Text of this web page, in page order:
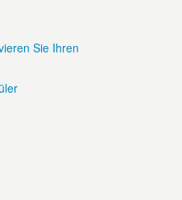
Sie Ihren